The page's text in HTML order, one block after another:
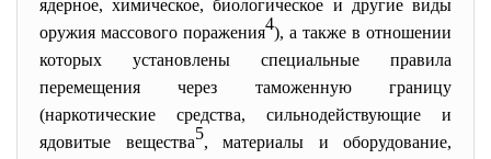
ядерное, химическое, биологическое и другие виды
оружия массового поражения4), а также в отношении
которых установлены специальные правила
перемещения через таможенную границу
(наркотические средства, сильнодействующие и
ядовитые вещества5, материалы и оборудование,